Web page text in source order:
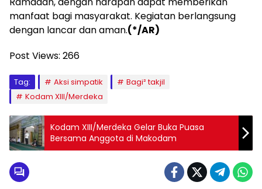
manfaat bagi masyarakat. Kegiatan berlangsung
dengan lancar dan aman.(*/AR)
Post Views: 266
Tag: Aksi simpatik
Bagi² takjil
Kodam XIII/Merdeka
Kodam XIII/Merdeka Gelar Buka Puasa
Bersama Anggota di Makodam